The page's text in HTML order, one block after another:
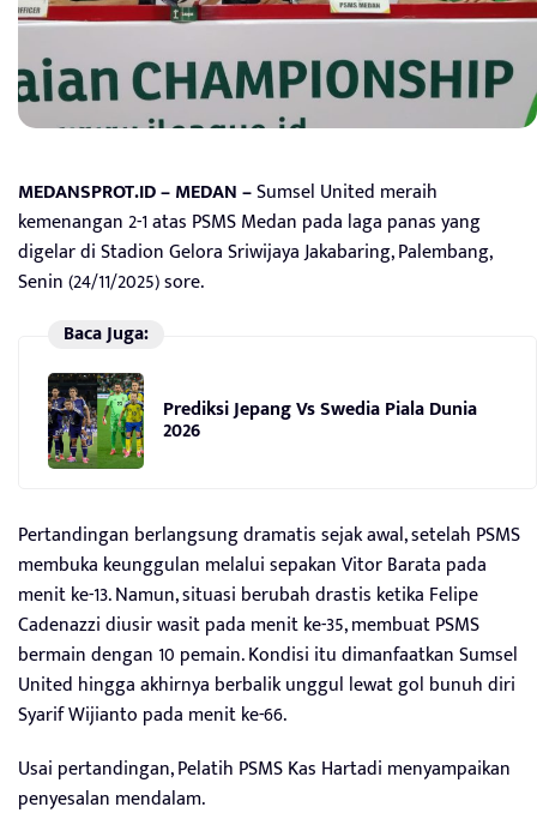
MEDANSPROT.ID – MEDAN –Sumsel United meraih
kemenangan 2-1 atas PSMS Medan pada laga panas yang
digelar di Stadion Gelora Sriwijaya Jakabaring, Palembang,
Senin (24/11/2025) sore.
Baca Juga:
Prediksi Jepang Vs Swedia Piala Dunia
2026
Pertandingan berlangsung dramatis sejak awal, setelah PSMS
membuka keunggulan melalui sepakan Vitor Barata pada
menit ke-13. Namun, situasi berubah drastis ketika Felipe
Cadenazzi diusir wasit pada menit ke-35, membuat PSMS
bermain dengan 10 pemain. Kondisi itu dimanfaatkan Sumsel
United hingga akhirnya berbalik unggul lewat gol bunuh diri
Syarif Wijianto pada menit ke-66.
Usai pertandingan, Pelatih PSMS Kas Hartadi menyampaikan
penyesalan mendalam.